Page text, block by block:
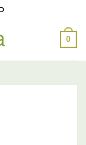
0